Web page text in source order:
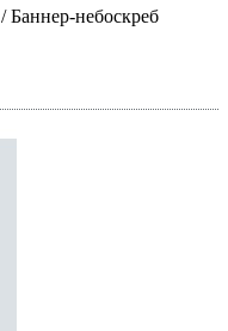
/ Баннер-небоскреб